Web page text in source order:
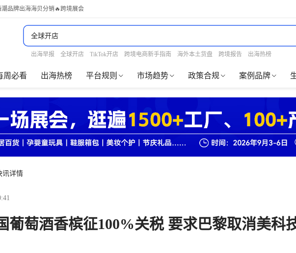
潮品牌出海海贝分销 🔥跨境展会
出海早报 全球开店 TikTok开店 跨境电商新手指南 海外本土货盘 跨境报告 出海热榜
周必看 出海热榜 平台规则 市场趋势 政策合规 案例品牌
讯详情
葡萄酒香槟征100%关税 要求巴黎取消美科